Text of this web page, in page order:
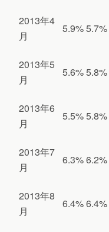
2013年4
月
5.9%5.7%
2013年5
月
5.6%5.8%
2013年6
月
5.5%5.8%
2013年7
月
6.3%6.2%
2013年8
月
6.4%6.4%